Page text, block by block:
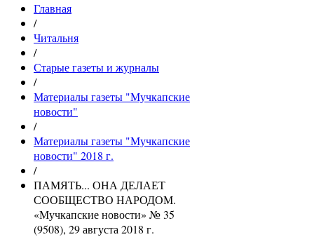
Главная
/
Читальня
/
Старые газеты и журналы
/
Материалы газеты "Мучкапские
новости"
/
Материалы газеты "Мучкапские
новости" 2018 г.
/
ПАМЯТЬ... ОНА ДЕЛАЕТ
СООБЩЕСТВО НАРОДОМ.
«Мучкапские новости» № 35
(9508), 29 августа 2018 г.